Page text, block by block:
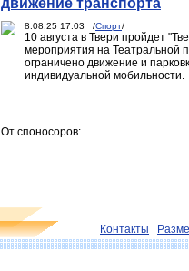
движение транспорта
8.08.25 17:03 /Спорт/
10 августа в Твери пройдет
мероприятия на Театральной
ограничено движение и
индивидуальной мобильности.
От споносоров:
Контакты